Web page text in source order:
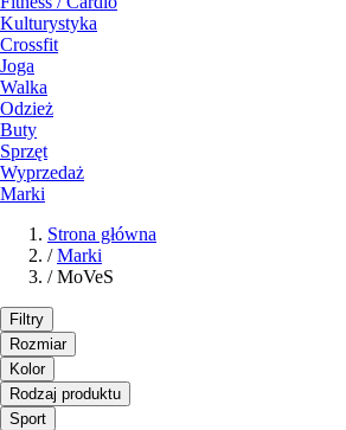
Kulturystyka
Crossfit
Joga
Walka
Odzież
Buty
Sprzęt
Wyprzedaż
Marki
Strona główna
/ Marki
/ MoVeS
Filtry
Rozmiar
Kolor
Rodzaj produktu
Sport